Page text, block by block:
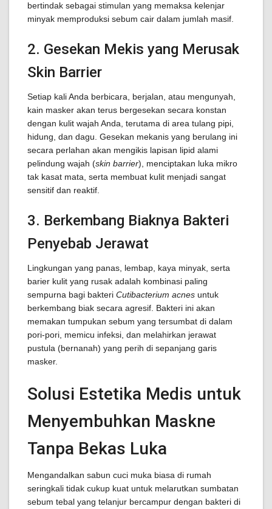
bertindak sebagai stimulan yang memaksa kelenjar
minyak memproduksi sebum cair dalam jumlah masif.
2. Gesekan Mekis yang Merusak
Skin Barrier
Setiap kali Anda berbicara, berjalan, atau mengunyah,
kain masker akan terus bergesekan secara konstan
dengan kulit wajah Anda, terutama di area tulang pipi,
hidung, dan dagu. Gesekan mekanis yang berulang ini
secara perlahan akan mengikis lapisan lipid alami
pelindung wajah (skin barrier), menciptakan luka mikro
tak kasat mata, serta membuat kulit menjadi sangat
sensitif dan reaktif.
3. Berkembang Biaknya Bakteri
Penyebab Jerawat
Lingkungan yang panas, lembap, kaya minyak, serta
barier kulit yang rusak adalah kombinasi paling
sempurna bagi bakteri Cutibacterium acnes untuk
berkembang biak secara agresif. Bakteri ini akan
memakan tumpukan sebum yang tersumbat di dalam
pori-pori, memicu infeksi, dan melahirkan jerawat
pustula (bernanah) yang perih di sepanjang garis
masker.
Solusi Estetika Medis untuk
Menyembuhkan Maskne
Tanpa Bekas Luka
Mengandalkan sabun cuci muka biasa di rumah
seringkali tidak cukup kuat untuk melarutkan sumbatan
sebum tebal yang telanjur bercampur dengan bakteri di